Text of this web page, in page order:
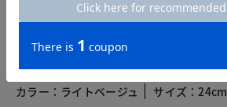
はるまる 身長166cm 体型普通
カラー：ライトベージュ
サイズ：24cm